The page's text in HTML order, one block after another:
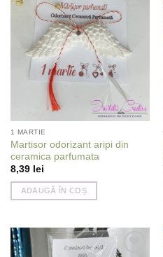
Add to
1 MARTIE
Martisor odorizant aripi din
ceramica parfumata
8,39 lei
ADAUGĂ ÎN COȘ